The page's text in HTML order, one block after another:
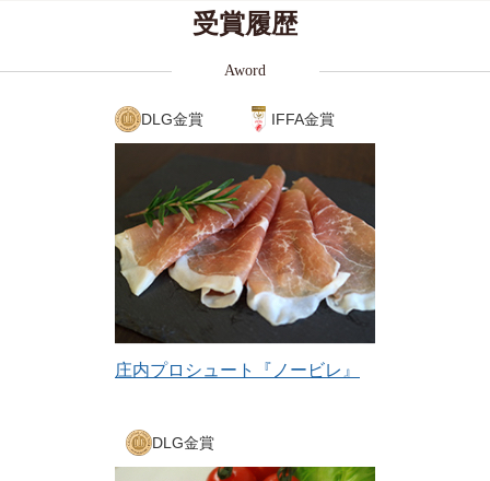
受賞履歴
Aword
DLG金賞 IFFA金賞
庄内プロシュート『ノービレ』
DLG金賞